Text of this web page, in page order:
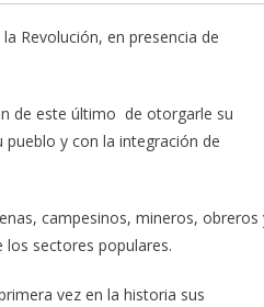
Revolución, en presencia de
de este último de otorgarle su
y con la integración de
campesinos, mineros, obreros
sectores populares.
vez en la historia sus